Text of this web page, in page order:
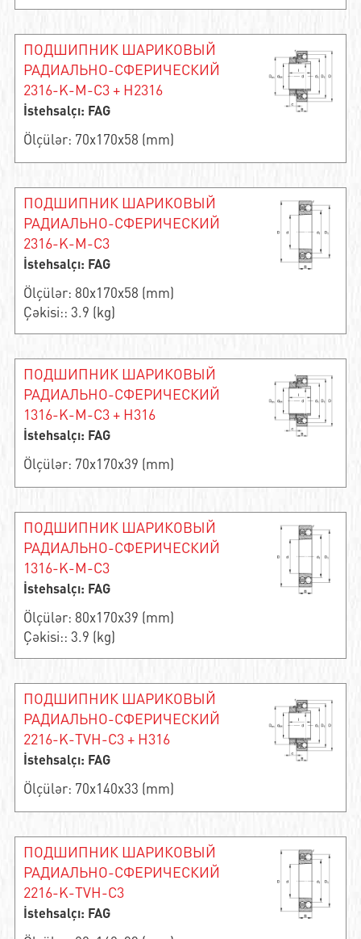
ПОДШИПНИК ШАРИКОВЫЙ
РАДИАЛЬНО-СФЕРИЧЕСКИЙ
2316-K-M-C3 + H2316
İstehsalçı: FAG
Ölçülər: 70x170x58 (mm)
ПОДШИПНИК ШАРИКОВЫЙ
РАДИАЛЬНО-СФЕРИЧЕСКИЙ
2316-K-M-C3
İstehsalçı: FAG
Ölçülər: 80x170x58 (mm)
Çəkisi:: 3.9 (kg)
ПОДШИПНИК ШАРИКОВЫЙ
РАДИАЛЬНО-СФЕРИЧЕСКИЙ
1316-K-M-C3 + H316
İstehsalçı: FAG
Ölçülər: 70x170x39 (mm)
ПОДШИПНИК ШАРИКОВЫЙ
РАДИАЛЬНО-СФЕРИЧЕСКИЙ
1316-K-M-C3
İstehsalçı: FAG
Ölçülər: 80x170x39 (mm)
Çəkisi:: 3.9 (kg)
ПОДШИПНИК ШАРИКОВЫЙ
РАДИАЛЬНО-СФЕРИЧЕСКИЙ
2216-K-TVH-C3 + H316
İstehsalçı: FAG
Ölçülər: 70x140x33 (mm)
ПОДШИПНИК ШАРИКОВЫЙ
РАДИАЛЬНО-СФЕРИЧЕСКИЙ
2216-K-TVH-C3
İstehsalçı: FAG